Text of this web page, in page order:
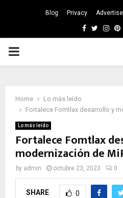
Blog Privacy
Facebook
Twitter
PRIMARY
Home
Lo más leído
Fortalece Fomtlax desarrollo y
Lo más leído
Fortalece Fomtlax
modernización de
by admin octubre 23, 2023 0
SHARE 0